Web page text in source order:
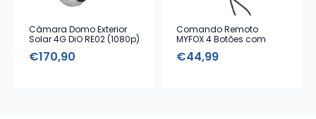
Câmara Domo Exterior
Solar 4G DiO RE02 (1080p)
€170,90
Comando Remoto
MYFOX 4 Botões com
€44,99